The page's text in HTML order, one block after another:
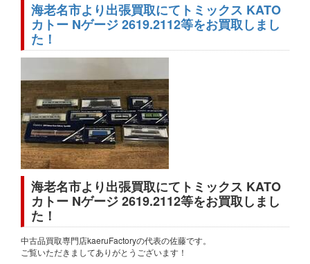
海老名市より出張買取にてトミックス KATO
カトー Nゲージ 2619.2112等をお買取しまし
た！
海老名市より出張買取にてトミックス KATO
カトー Nゲージ 2619.2112等をお買取しまし
た！
中古品買取専門店kaeruFactoryの代表の佐藤です。
ご覧いただきましてありがとうございます！